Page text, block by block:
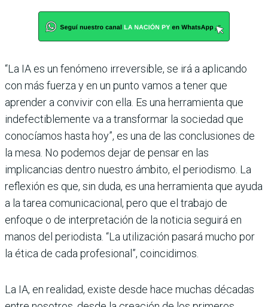
“La IA es un fenómeno irreversible, se irá a aplicando
con más fuerza y en un punto vamos a tener que
aprender a convivir con ella. Es una herramienta que
indefectiblemente va a transformar la sociedad que
conocíamos hasta hoy”, es una de las conclusiones de
la mesa. No podemos dejar de pensar en las
implicancias dentro nuestro ámbito, el periodismo. La
reflexión es que, sin duda, es una herramienta que ayuda
a la tarea comunicacional, pero que el trabajo de
enfoque o de interpretación de la noticia seguirá en
manos del periodista. “La utilización pasará mucho por
la ética de cada profesional”, coincidimos.
La IA, en realidad, existe desde hace muchas décadas